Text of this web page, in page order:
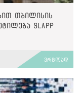
თბილისის
SLAPP
ვრცლად